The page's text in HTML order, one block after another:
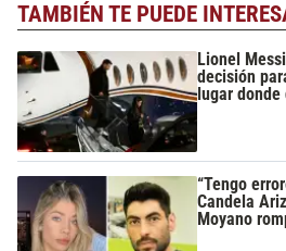
TAMBIÉN TE PUEDE
Lionel
decisión
lugar donde
“Tengo
Candela
Moyano